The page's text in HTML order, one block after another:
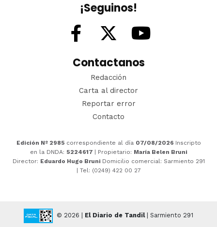
¡Seguinos!
Contactanos
Redacción
Carta al director
Reportar error
Contacto
Edición Nº 2985 correspondiente al día 07/08/2026 Inscripto
en la DNDA: 5224617 | Propietario: María Belen Bruni
Director: Eduardo Hugo Bruni Domicilio comercial: Sarmiento 291
| Tel: (0249) 422 00 27
© 2026 | El Diario de Tandil| Sarmiento 291